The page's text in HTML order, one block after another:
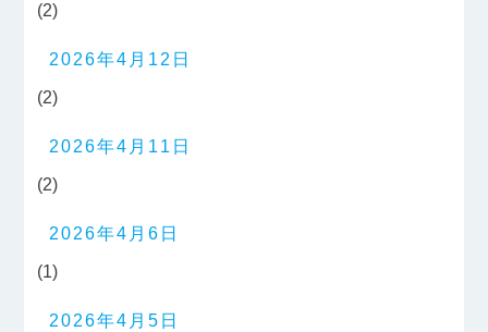
(2)
2026年4月12日
(2)
2026年4月11日
(2)
2026年4月6日
(1)
2026年4月5日